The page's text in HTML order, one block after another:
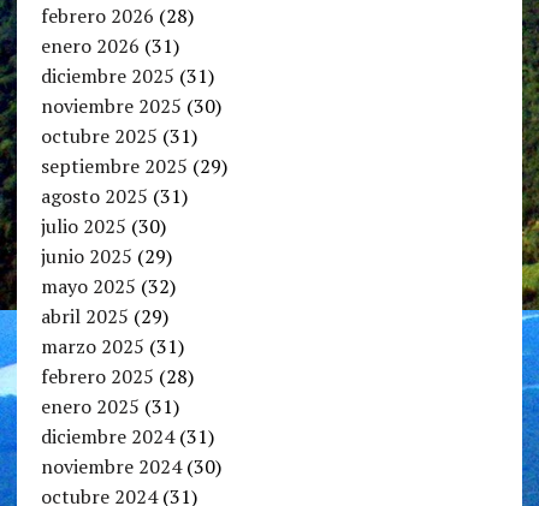
febrero 2026 (28)
enero 2026 (31)
diciembre 2025 (31)
noviembre 2025 (30)
octubre 2025 (31)
septiembre 2025 (29)
agosto 2025 (31)
julio 2025 (30)
junio 2025 (29)
mayo 2025 (32)
abril 2025 (29)
marzo 2025 (31)
febrero 2025 (28)
enero 2025 (31)
diciembre 2024(31)
noviembre 2024(30)
octubre 2024(31)